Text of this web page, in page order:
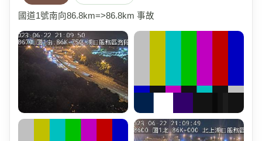
國道1號南向86.8km=>86.8km 事故